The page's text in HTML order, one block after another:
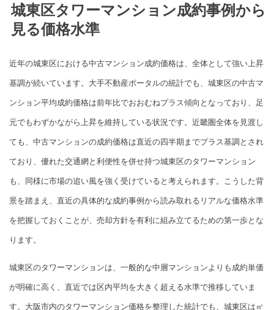
城東区タワーマンション成約事例から
見る価格水準
近年の城東区における中古マンション成約価格は、全体として強い上昇
基調が続いています。大手不動産ポータルの統計でも、城東区の中古マ
ンション平均成約価格は前年比でおおむねプラス傾向となっており、足
元でもわずかながら上昇を維持している状況です。近畿圏全体を見渡し
ても、中古マンションの成約価格は直近の四半期までプラス基調とされ
ており、優れた交通網と利便性を併せ持つ城東区のタワーマンション
も、同様に市場の追い風を強く受けていると考えられます。こうした背
景を踏まえ、直近の具体的な成約事例から読み取れるリアルな価格水準
を把握しておくことが、売却方針を有利に組み立てるための第一歩とな
ります。
城東区のタワーマンションは、一般的な中層マンションよりも成約単価
が明確に高く、直近では区内平均を大きく超える水準で推移していま
す。大阪市内のタワーマンション価格を整理した統計でも、城東区は㎡